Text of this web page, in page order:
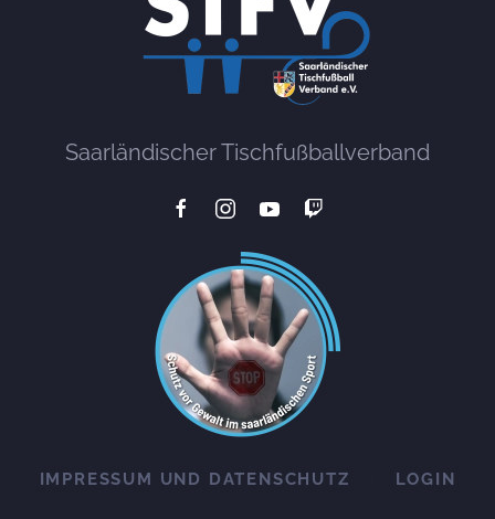
Saarländischer Tischfußballverband
IMPRESSUM UND DATENSCHUTZ LOGIN